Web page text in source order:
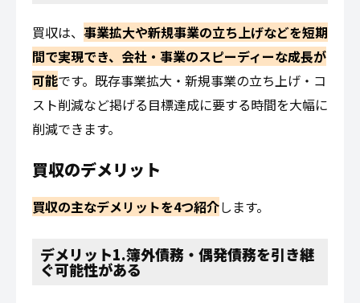
買収は、 事業拡大や新規事業の立ち上げなどを短期
間で実現でき、会社・事業のスピーディーな成長が
可能です。既存事業拡大・新規事業の立ち上げ・コ
スト削減など掲げる目標達成に要する時間を大幅に
削減できます。
買収のデメリット
買収の主なデメリットを4つ紹介します。
デメリット1.簿外債務・偶発債務を引き継
ぐ可能性がある